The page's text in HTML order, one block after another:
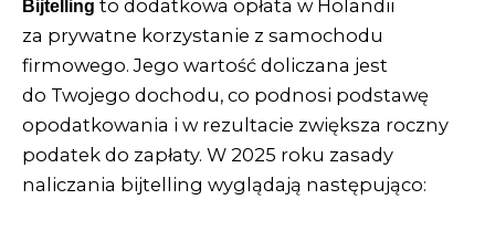
Bijtelling to dodatkowa opłata w Holandii
za prywatne korzystanie z samochodu
firmowego. Jego wartość doliczana jest
do Twojego dochodu, co podnosi podstawę
opodatkowania i w rezultacie zwiększa roczny
podatek do zapłaty. W 2025 roku zasady
naliczania bijtelling wyglądają następująco: